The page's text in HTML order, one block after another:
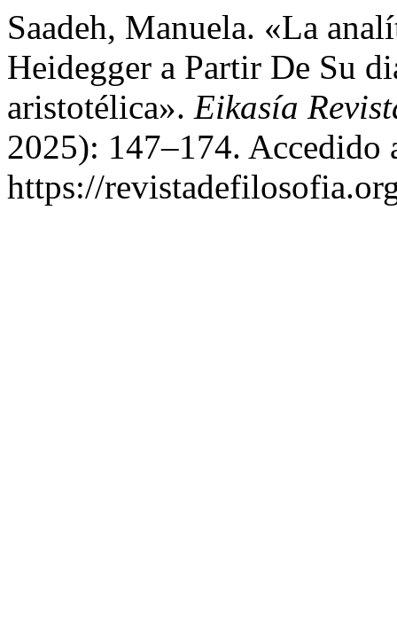
Saadeh, Manuela. «La
Heidegger a Partir De Su
aristotélica». Eikasía
2025): 147–174. Accedido
https://